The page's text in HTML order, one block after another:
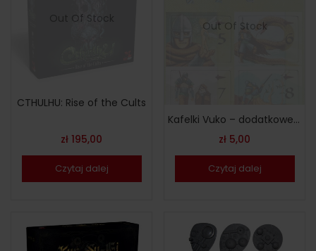
Out Of Stock
CTHULHU: Rise of the Cults
zł 195,00
Czytaj dalej
Out Of Stock
Kafelki Vuko – dodatkowe żetony do gry
zł 5,00
Czytaj dalej